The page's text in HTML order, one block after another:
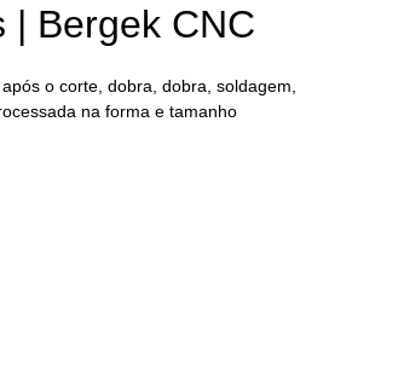
| Bergek CNC
o corte, dobra, dobra, soldagem,
na forma e tamanho